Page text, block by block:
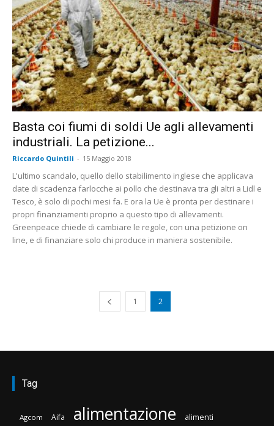
Basta coi fiumi di soldi Ue agli allevamenti
industriali. La petizione...
Riccardo Quintili - 15 Maggio 2018
L'ultimo scandalo, quello dello stabilimento inglese che applicava
date di scadenza farlocche ai pollo che destinava tra gli altri a Lidl e
Tesco, è solo di pochi mesi fa. E ora la Ue è pronta per destinare i
propri finanziamenti proprio a questo tipo di allevamenti.
Greenpeace chiede di cambiare le regole, con una petizione on
line, e di finanziare solo chi produce in maniera sostenibile.
1 2
Tag
Agcom Aifa alimentazione alimenti